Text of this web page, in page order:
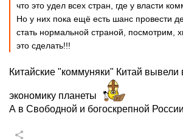
что это удел всех стран, где у власти
Но у них пока ещё есть шанс провести
стать нормальной страной, посмотрим,
это сделать!!!
Китайские "коммуняки" Китай вывели
экономику планеты
А в Свободной и богоскрепной